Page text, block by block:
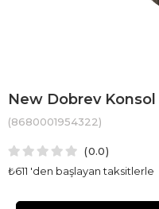
New Dobrev Konsol
(8680001954322)
0.0
₺611 'den başlayan taksitlerle